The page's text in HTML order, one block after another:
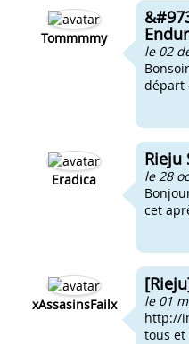
Tommmmy
le 02
départ
Eradica
Rieju
le 28
cet
xAssasinsFailx
le 01
http://
tous et